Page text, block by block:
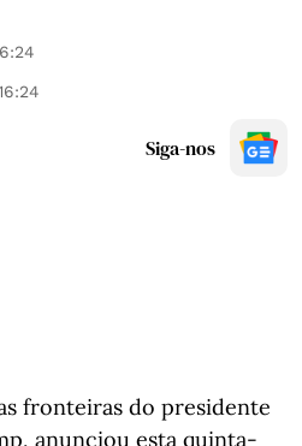
Siga-nos
fronteiras do presidente
anunciou esta quinta-